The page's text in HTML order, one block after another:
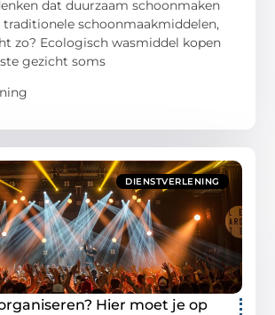
dat duurzaam schoonmaken
traditionele schoonmaakmiddelen,
zo? Ecologisch wasmiddel kopen
gezicht soms
DIENSTVERLENING
Hier moet je op